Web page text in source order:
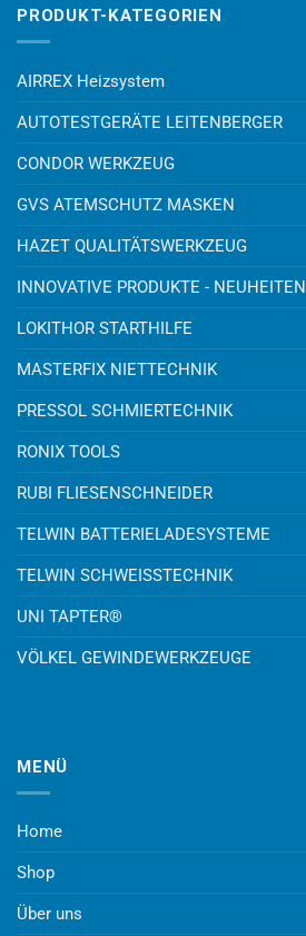
PRODUKT-KATEGORIEN
AIRREX Heizsystem
AUTOTESTGERÄTE LEITENBERGER
CONDOR WERKZEUG
GVS ATEMSCHUTZ MASKEN
HAZET QUALITÄTSWERKZEUG
INNOVATIVE PRODUKTE - NEUHEITEN
LOKITHOR STARTHILFE
MASTERFIX NIETTECHNIK
PRESSOL SCHMIERTECHNIK
RONIX TOOLS
RUBI FLIESENSCHNEIDER
TELWIN BATTERIELADESYSTEME
TELWIN SCHWEISSTECHNIK
UNI TAPTER®
VÖLKEL GEWINDEWERKZEUGE
MENÜ
Home
Shop
Über uns